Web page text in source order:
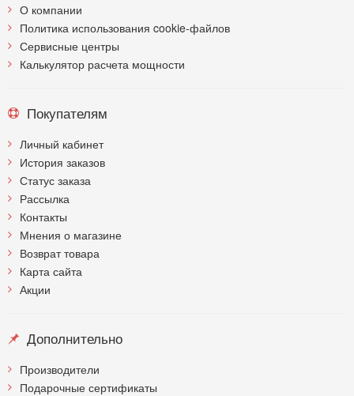
О компании
Политика использования cookie-файлов
Сервисные центры
Калькулятор расчета мощности
Покупателям
Личный кабинет
История заказов
Статус заказа
Рассылка
Контакты
Мнения о магазине
Возврат товара
Карта сайта
Акции
Дополнительно
Производители
Подарочные сертификаты